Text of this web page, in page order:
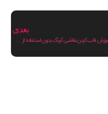
بعدی
آموزش قاب کردن نقاشی آبرنگ بدون استفاده از شیشه